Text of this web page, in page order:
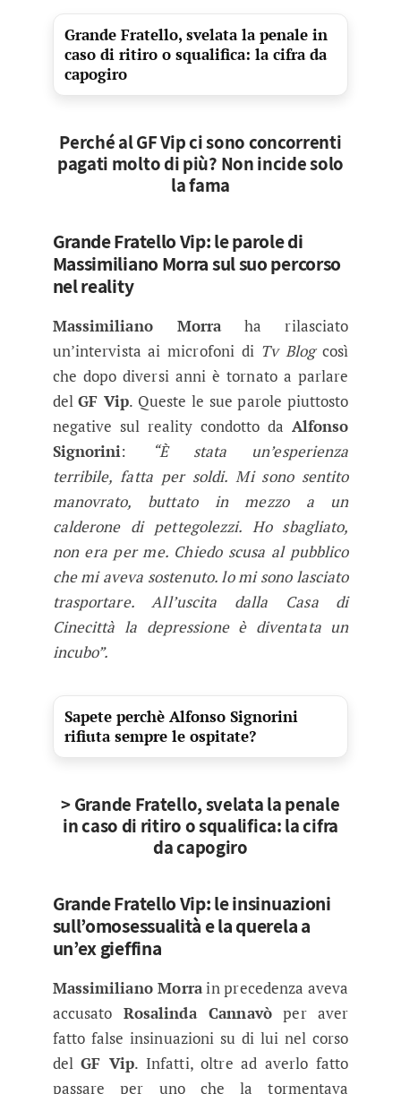
Grande Fratello, svelata la penale in
caso di ritiro o squalifica: la cifra da
capogiro
Perché al GF Vip ci sono concorrenti
pagati molto di più? Non incide solo
la fama
Grande Fratello Vip: le parole di
Massimiliano Morra sul suo percorso
nel reality
Massimiliano Morraha rilasciato
un’intervista ai microfoni di Tv Blogcosì
che dopo diversi anni è tornato a parlare
delGF Vip. Queste le sue parole piuttosto
negative sul reality condotto da Alfonso
Signorini:
“È stata un’esperienza
terribile, fatta per soldi. Mi sono sentito
manovrato, buttato in mezzo a un
calderone di pettegolezzi. Ho sbagliato,
non era per me. Chiedo scusa al pubblico
che mi aveva sostenuto. lo mi sono lasciato
trasportare. All’uscita dalla Casa di
Cinecittà la depressione è diventata un
incubo”.
Sapete perchè Alfonso Signorini
rifiuta sempre le ospitate?
> Grande Fratello, svelata la penale
in caso di ritiro o squalifica: la cifra
da capogiro
Grande Fratello Vip: le insinuazioni
sull’omosessualità e la querela a
un’ex gieffina
Massimiliano Morrain precedenza aveva
accusato Rosalinda Cannavòper aver
fatto false insinuazioni su di lui nel corso
delGF Vip. Infatti, oltre ad averlo fatto
passare per uno che la tormentava